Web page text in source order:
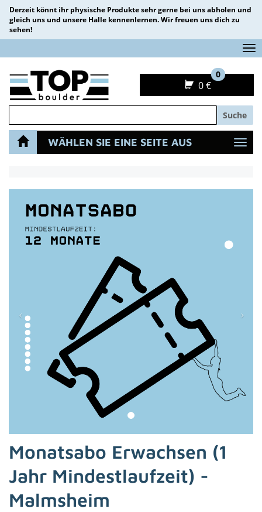
Derzeit könnt ihr physische Produkte sehr gerne bei uns abholen und
gleich uns und unsere Halle kennenlernen. Wir freuen uns dich zu
sehen!
0 €
0
Suche
WÄHLEN SIE EINE SEITE AUS
Monatsabo Erwachsen (1
Jahr Mindestlaufzeit) -
Malmsheim